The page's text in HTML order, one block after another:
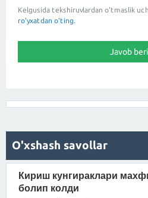
Kelgusida tekshiruvlardan o'tmaslik
ro'yxatdan o'ting.
O'xshash savollar
Кириш кунгираклари
болип колди